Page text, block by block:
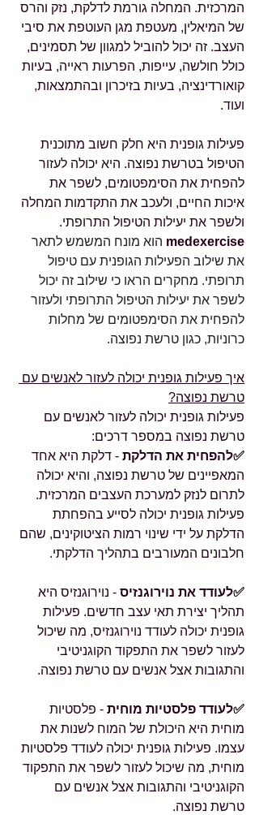
המרכזית. המחלה גורמת לדלקת, נזק והרס
של המיאלין, מעטפת מגן העוטפת את סיבי
העצב. זה יכול להוביל למגוון של תסמינים,
כולל חולשה, עייפות, הפרעות ראייה, בעיות
קואורדינציה, בעיות בזיכרון ובהתמצאות,
ועוד.
פעילות גופנית היא חלק חשוב מתוכנית
הטיפול בטרשת נפוצה. היא יכולה לעזור
להפחית את הסימפטומים, לשפר את
איכות החיים, ולעכב את התקדמות המחלה
ולשפר את יעילות הטיפול התרופתי.
medexercise הוא מונח המשמש לתאר
את שילוב הפעילות הגופנית עם טיפול
תרופתי. מחקרים הראו כי שילוב זה יכול
לשפר את יעילות הטיפול התרופתי ולעזור
להפחית את הסימפטומים של מחלות
כרוניות, כגון טרשת נפוצה.
איך פעילות גופנית יכולה לעזור לאנשים עם
טרשת נפוצה?
פעילות גופנית יכולה לעזור לאנשים עם
טרשת נפוצה במספר דרכים:
✅להפחית את הדלקת - דלקת היא אחד
המאפיינים של טרשת נפוצה, והיא יכולה
לתרום לנזק למערכת העצבים המרכזית.
פעילות גופנית יכולה לסייע בהפחתת
הדלקת על ידי שינוי רמות הציטוקינים, שהם
חלבונים המעורבים בתהליך הדלקתי.
✅לעודד את נוירוגנזיס - נוירוגנזיס היא
תהליך יצירת תאי עצב חדשים. פעילות
גופנית יכולה לעודד נוירוגנזיס, מה שיכול
לעזור לשפר את התפקוד הקוגניטיבי
והתגובות אצל אנשים עם טרשת נפוצה.
✅לעודד פלסטיות מוחית - פלסטיות
מוחית היא היכולת של המוח לשנות את
עצמו. פעילות גופנית יכולה לעודד פלסטיות
מוחית, מה שיכול לעזור לשפר את התפקוד
הקוגניטיבי והתגובות אצל אנשים עם
טרשת נפוצה.